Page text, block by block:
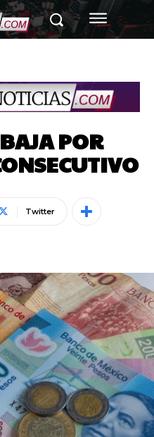
POR
Twitter